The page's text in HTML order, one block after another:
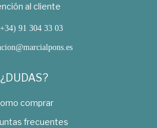
al cliente
91 304 33 03
¿DUDAS?
comprar
frecuentes